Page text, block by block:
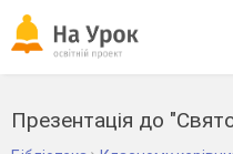
Презентація до "Свято